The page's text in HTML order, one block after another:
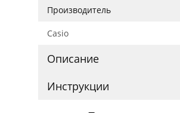
Производитель
Casio
Описание
Инструкции